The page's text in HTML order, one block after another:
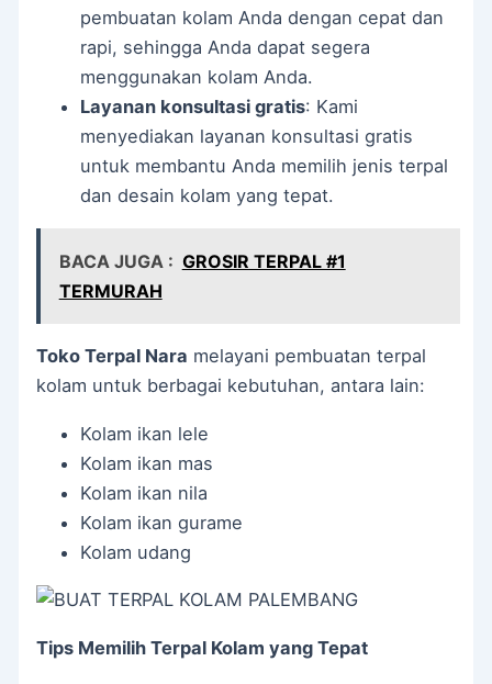
pembuatan kolam Anda dengan cepat dan
rapi, sehingga Anda dapat segera
menggunakan kolam Anda.
Layanan konsultasi gratis: Kami
menyediakan layanan konsultasi gratis
untuk membantu Anda memilih jenis terpal
dan desain kolam yang tepat.
BACA JUGA : GROSIR TERPAL #1
TERMURAH
Toko Terpal Nara melayani pembuatan terpal
kolam untuk berbagai kebutuhan, antara lain:
Kolam ikan lele
Kolam ikan mas
Kolam ikan nila
Kolam ikan gurame
Kolam udang
Tips Memilih Terpal Kolam yang Tepat